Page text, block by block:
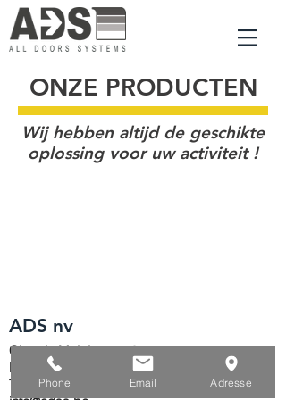
ONZE PRODUCTEN
Wij hebben altijd de geschikte
oplossing voor uw activiteit !
ADS nv
Chemin Malplaquet, 3
B-7822 Ghislenghien - Ath
Tel:
+32 (0)68 55 20 55
Phone Email Adresse